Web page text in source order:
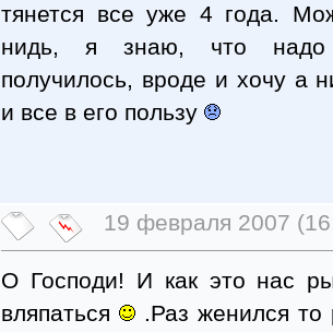
тянется все уже 4 года.
нидь, я знаю, что надо
получилось, вроде и хочу а
и все в его пользу
19 февраля 2007
О Господи! И как это нас
вляпаться
.Раз женился то